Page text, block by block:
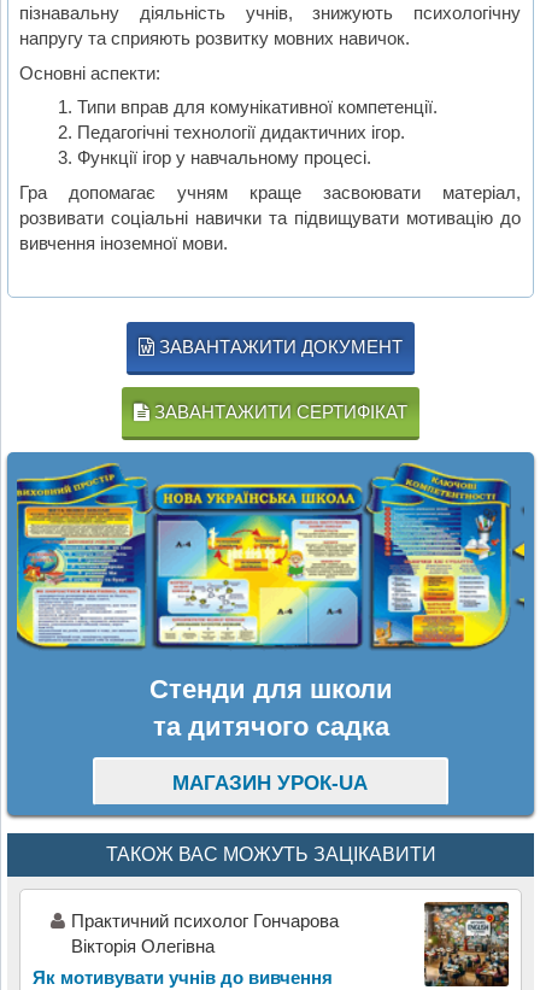
пізнавальну діяльність учнів, знижують психологічну
напругу та сприяють розвитку мовних навичок.
Основні аспекти:
Типи вправ для комунікативної компетенції.
Педагогічні технології дидактичних ігор.
Функції ігор у навчальному процесі.
Гра допомагає учням краще засвоювати матеріал,
розвивати соціальні навички та підвищувати мотивацію до
вивчення іноземної мови.
ЗАВАНТАЖИТИ ДОКУМЕНТ
ЗАВАНТАЖИТИ СЕРТИФІКАТ
Стенди для школи
та дитячого садка
МАГАЗИН УРОК-UA
ТАКОЖ ВАС МОЖУТЬ ЗАЦІКАВИТИ
Практичний психолог Гончарова
Вікторія Олегівна
Як мотивувати учнів до вивчення